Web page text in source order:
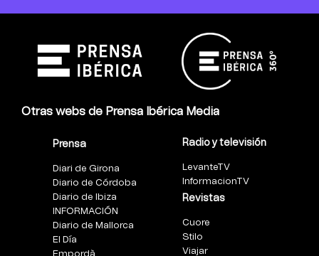
Otras webs de Prensa Ibérica Media
Prensa
Diari de Girona
Diario de Córdoba
Diario de Ibiza
INFORMACIÓN
Diario de Mallorca
El Día
Radio y televisión
LevanteTV
InformacionTV
Revistas
Cuore
Stilo
Viajar